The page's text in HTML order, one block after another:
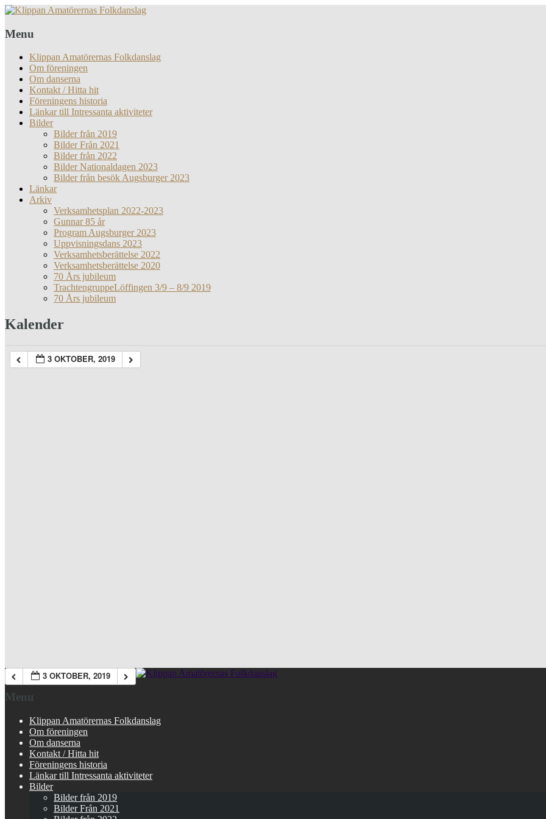
Menu
Klippan Amatörernas Folkdanslag
Om föreningen
Om danserna
Kontakt / Hitta hit
Föreningens historia
Länkar till Intressanta aktiviteter
Bilder
Bilder från 2019
Bilder Från 2021
Bilder från 2022
Bilder Nationaldagen 2023
Bilder från besök Augsburger 2023
Länkar
Arkiv
Verksamhetsplan 2022-2023
Gunnar 85 år
Program Augsburger 2023
Uppvisningsdans 2023
Verksamhetsberättelse 2022
Verksamhetsberättelse 2020
70 Års jubileum
TrachtengruppeLöffingen 3/9 – 8/9 2019
70 Års jubileum
Kalender
3 OKTOBER, 2019
3 OKTOBER, 2019
Menu
Klippan Amatörernas Folkdanslag
Om föreningen
Om danserna
Kontakt / Hitta hit
Föreningens historia
Länkar till Intressanta aktiviteter
Bilder
Bilder från 2019
Bilder Från 2021